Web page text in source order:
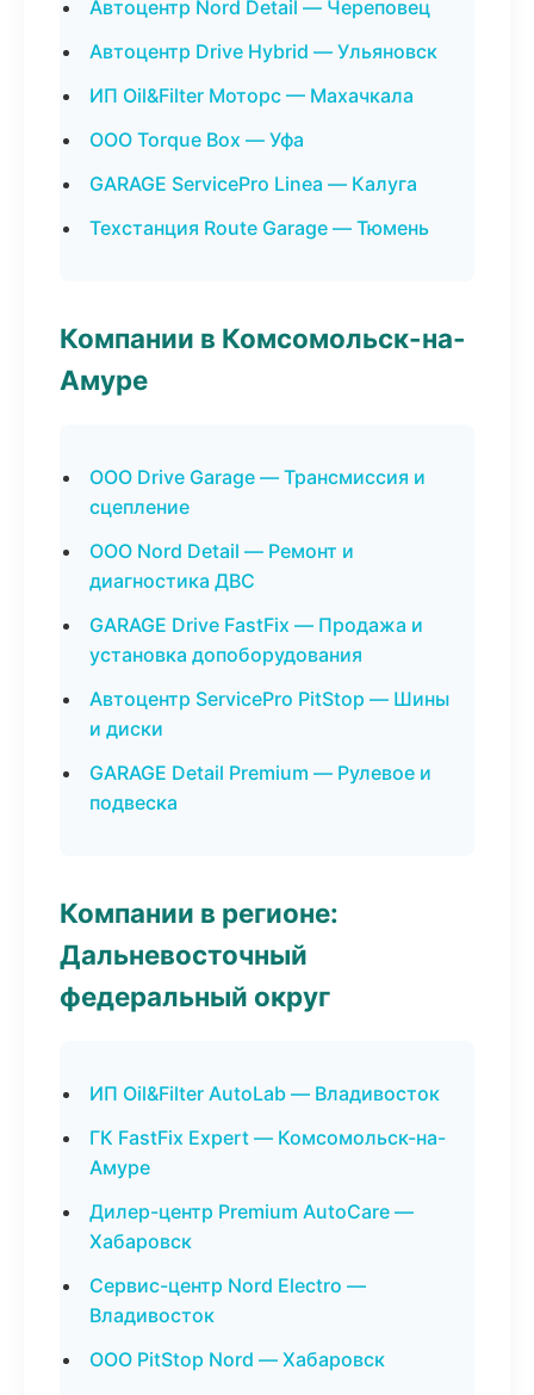
Автоцентр Nord Detail — Череповец
Автоцентр Drive Hybrid — Ульяновск
ИП Oil&Filter Моторс — Махачкала
ООО Torque Box — Уфа
GARAGE ServicePro Linea — Калуга
Техстанция Route Garage — Тюмень
Компании в Комсомольск-на-
Амуре
ООО Drive Garage — Трансмиссия и
сцепление
ООО Nord Detail — Ремонт и
диагностика ДВС
GARAGE Drive FastFix — Продажа и
установка допоборудования
Автоцентр ServicePro PitStop — Шины
и диски
GARAGE Detail Premium — Рулевое и
подвеска
Компании в регионе:
Дальневосточный
федеральный округ
ИП Oil&Filter AutoLab — Владивосток
ГК FastFix Expert — Комсомольск-на-
Амуре
Дилер-центр Premium AutoCare —
Хабаровск
Сервис-центр Nord Electro —
Владивосток
ООО PitStop Nord — Хабаровск